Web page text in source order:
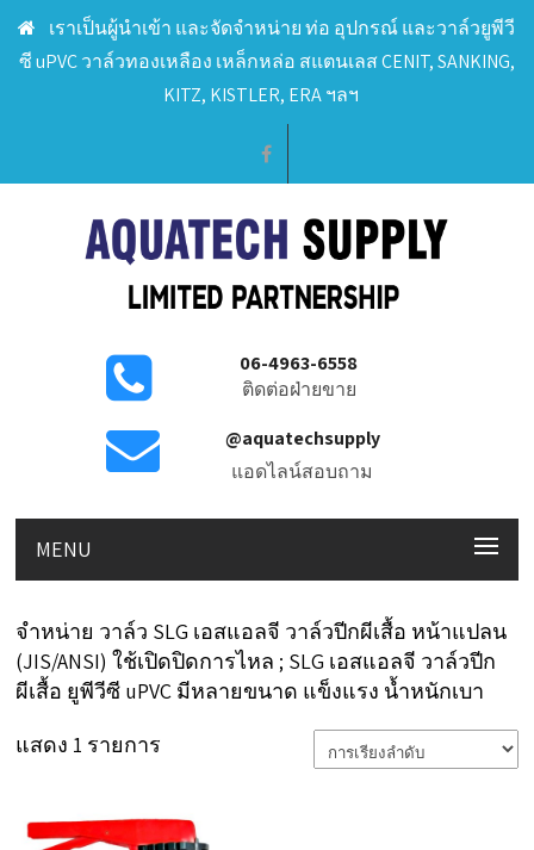
เราเป็นผู้นำเข้า และจัดจำหน่าย ท่อ อุปกรณ์ และวาล์วยูพีวี
ซี uPVC วาล์วทองเหลือง เหล็กหล่อ สแตนเลส CENIT, SANKING,
KITZ, KISTLER, ERA ฯลฯ
06-4963-6558
ติดต่อฝ่ายขาย
@aquatechsupply
แอดไลน์สอบถาม
MENU
จำหน่าย วาล์ว SLG เอสแอลจี วาล์วปีกผีเสื้อ หน้าแปลน
(JIS/ANSI) ใช้เปิดปิดการไหล ; SLG เอสแอลจี วาล์วปีก
ผีเสื้อ ยูพีวีซี uPVC มีหลายขนาด แข็งแรง น้ำหนักเบา
แสดง 1 รายการ